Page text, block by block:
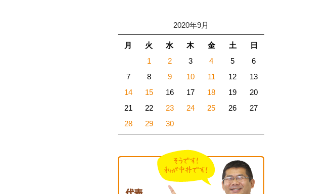
2020年9月
月 火 水 木 金 土
日
1
2 3 4 5
6
7
8 9 10 11 12
13
14
15 16 17 18 19
20
21
22 23 24 25 26
27
28
29 30